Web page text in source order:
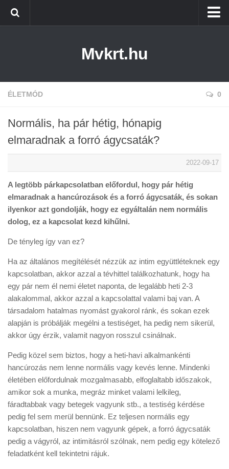
Tiszaújváros
Kazincbarcika
Mvkrt.hu
ÉLETMÓD 0
Normális, ha pár hétig, hónapig
elmaradnak a forró ágycsaták?
2022-09-17
A legtöbb párkapcsolatban előfordul, hogy pár hétig
elmaradnak a hancúrozások és a forró ágycsaták, és sokan
ilyenkor azt gondolják, hogy ez egyáltalán nem normális
dolog, ez a kapcsolat kezd kihűlni.
De tényleg így van ez?
Ha az általános megítélését nézzük az intim együttléteknek egy
kapcsolatban, akkor azzal a tévhittel találkozhatunk, hogy ha
egy pár nem él nemi életet naponta, de legalább heti 2-3
alakalommal, akkor azzal a kapcsolattal valami baj van. A
társadalom hatalmas nyomást gyakorol ránk, és sokan ezek
alapján is próbálják megélni a testiséget, ha pedig nem sikerül,
akkor úgy érzik, valamit nagyon rosszul csinálnak.
Pedig közel sem biztos, hogy a heti-havi alkalmankénti
hancúrozás nem lenne normális vagy kevés lenne. Mindenki
életében előfordulnak mozgalmasabb, elfoglaltabb időszakok,
amikor sok a munka, megráz minket valami lelkileg,
fáradtabbak vagy betegek vagyunk stb., a testiség kérdése
pedig fel sem merül bennünk. Ez teljesen normális egy
kapcsolatban, hiszen nem vagyunk gépek, a forró ágycsaták
pedig a vágyról, az intimitásról szólnak, nem pedig egy kötelező
feladatként kell tekintetni rájuk.